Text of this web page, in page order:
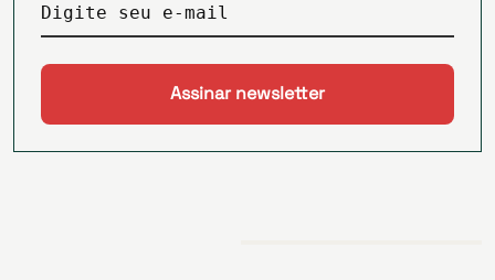
Digite seu e-mail